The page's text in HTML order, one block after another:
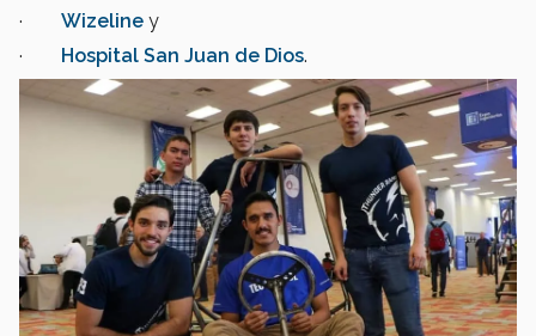
· Wizeline y
· Hospital San Juan de Dios.